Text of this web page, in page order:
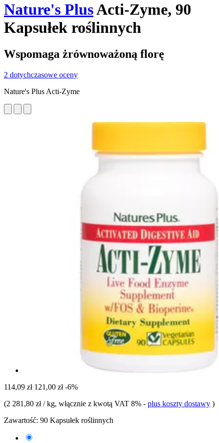
Nature's PlusActi-Zyme, 90
Kapsułek roślinnych
Wspomaga żrównoważoną florę
2 dotychczasowe oceny
Nature's Plus Acti-Zyme
114,09 zł 121,00 zł -6%
(2 281,80 zł / kg, włącznie z kwotą VAT 8% - plus koszty dostawy )
Zawartość: 90 Kapsułek roślinnych